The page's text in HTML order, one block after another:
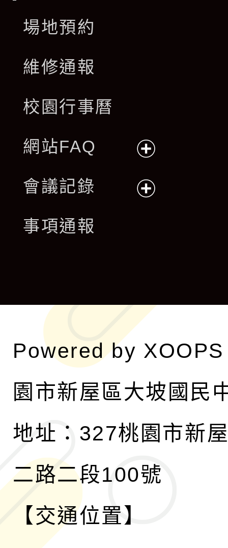
場地預約
維修通報
校園行事曆
網站FAQ
開
會議記錄
單
事項通報
Powered by XOOPS
園市新屋區大坡國民
地址：327桃園市新
二路二段100號
【交通位置】